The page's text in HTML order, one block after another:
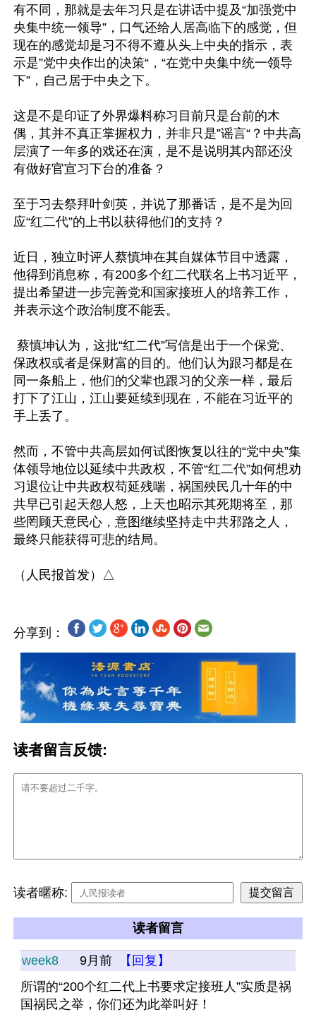
有不同，那就是去年习只是在讲话中提及“加强党中
央集中统一领导”，口气还给人居高临下的感觉，但
现在的感觉却是习不得不遵从头上中央的指示，表
示是”党中央作出的决策“，“在党中央集中统一领导
下”，自己居于中央之下。
这是不是印证了外界爆料称习目前只是台前的木
偶，其并不真正掌握权力，并非只是”谣言“？中共高
层演了一年多的戏还在演，是不是说明其内部还没
有做好官宣习下台的准备？
至于习去祭拜叶剑英，并说了那番话，是不是为回
应“红二代”的上书以获得他们的支持？
近日，独立时评人蔡慎坤在其自媒体节目中透露，
他得到消息称，有200多个红二代联名上书习近平，
提出希望进一步完善党和国家接班人的培养工作，
并表示这个政治制度不能丢。
保政权或者是保财富的目的。他们认为跟习都是在
同一条船上，他们的父辈也跟习的父亲一样，最后
打下了江山，江山要延续到现在，不能在习近平的
手上丢了。
然而，不管中共高层如何试图恢复以往的“党中央”集
体领导地位以延续中共政权，不管“红二代”如何想劝
习退位让中共政权苟延残喘，祸国殃民几十年的中
共早已引起天怨人怒，上天也昭示其死期将至，那
些罔顾天意民心，意图继续坚持走中共邪路之人，
最终只能获得可悲的结局。
分享到：
读者留言反馈:
读者暱称:
读者留言
week8 9月前
【回复】
所谓的“200个红二代上书要求定接班人”实质是祸
国祸民之举，你们还为此举叫好！